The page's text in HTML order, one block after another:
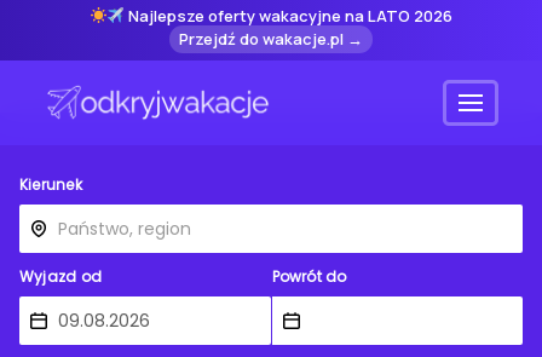
Najlepsze oferty wakacyjne na LATO 2026
Przejdź do wakacje.pl →
Menu
Kierunek
Wyjazd od Powrót do